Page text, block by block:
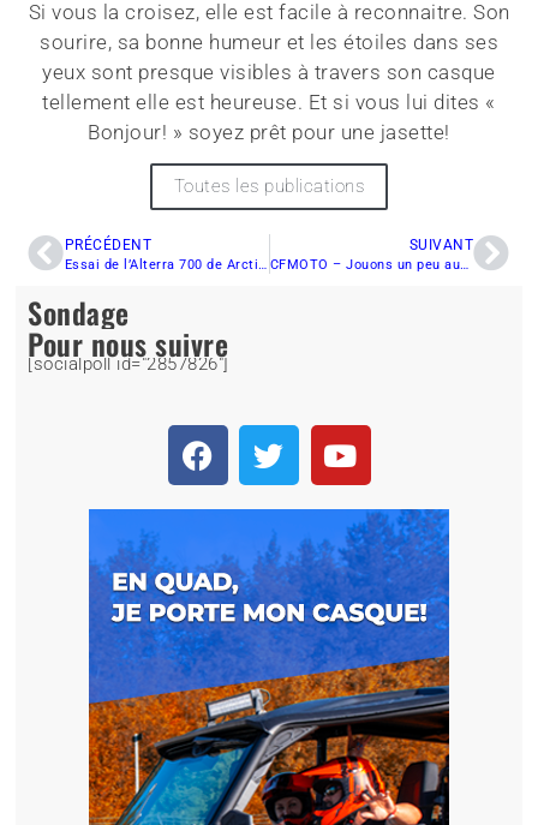
Si vous la croisez, elle est facile à reconnaitre. Son
sourire, sa bonne humeur et les étoiles dans ses
yeux sont presque visibles à travers son casque
tellement elle est heureuse. Et si vous lui dites «
Bonjour! » soyez prêt pour une jasette!
Toutes les publications
PRÉCÉDENT
Essai de l’Alterra 700 de Arctic Cat
SUIVANT
CFMOTO – Jouons un peu aux MythBusters !
Sondage
[socialpoll id="2857826"]
Pour nous suivre